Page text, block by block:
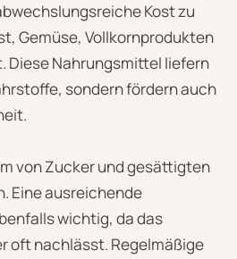
Kost zu
Gemüse, Vollkornprodukten
Diese Nahrungsmittel liefern
sondern fördern auch
von Zucker und gesättigten
Eine ausreichende
wichtig, da das
oft nachlässt. Regelmäßige